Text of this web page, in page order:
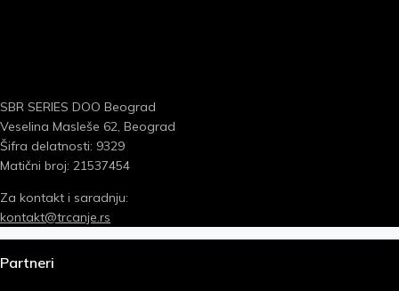
SBR SERIES DOO Beograd
Veselina Masleše 62, Beograd
Šifra delatnosti: 9329
Matični broj: 21537454
Za kontakt i saradnju:
kontakt@trcanje.rs
Partneri